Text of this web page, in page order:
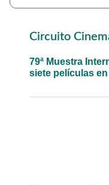
Primary
Circuito
79ª Muestra
siete películas